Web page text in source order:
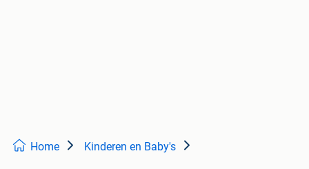
Home Kinderen en Baby's